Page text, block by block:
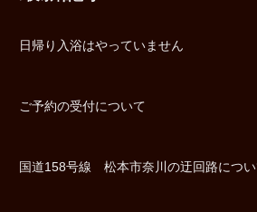
日帰り入浴はやっていません
ご予約の受付について
国道158号線 松本市奈川の迂回路につ